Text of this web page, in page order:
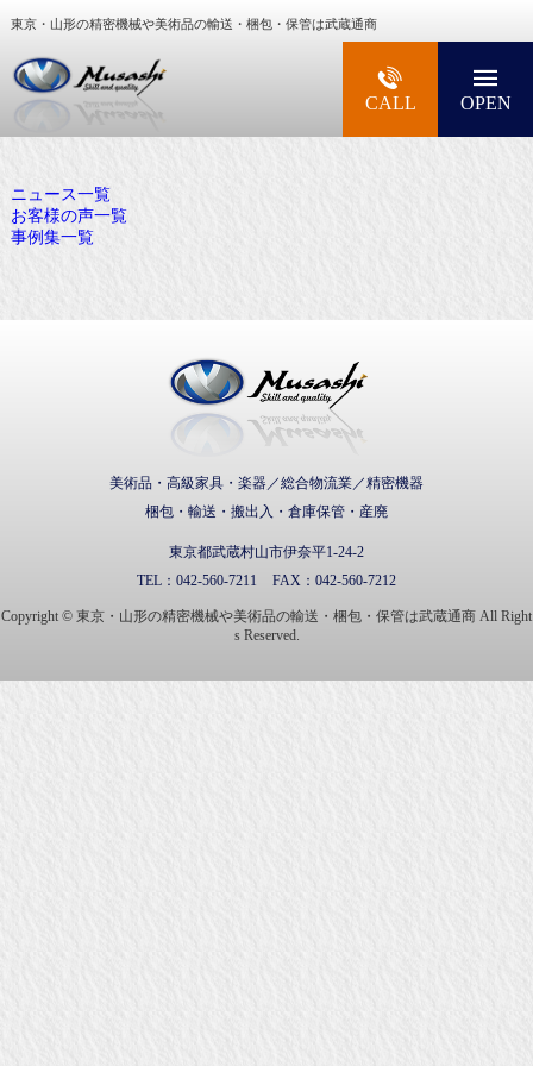
東京・山形の精密機械や美術品の輸送・梱包・保管は武蔵通商
大型精密機械・美術品・高級楽器の梱包・輸送
CALL OPEN
ニュース一覧
お客様の声一覧
事例集一覧
美術品・高級家具・楽器／総合物流業／精密機器
梱包・輸送・搬出入・倉庫保管・産廃
東京都武蔵村山市伊奈平1-24-2
TEL： 042-560-7211 FAX： 042-560-7212
Copyright © 東京・山形の精密機械や美術品の輸送・梱包・保管は武蔵通商 All Right
s Reserved.